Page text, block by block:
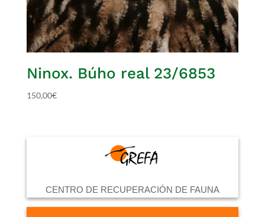
Ninox. Búho real 23/6853
150,00€
CENTRO DE RECUPERACIÓN DE FAUNA